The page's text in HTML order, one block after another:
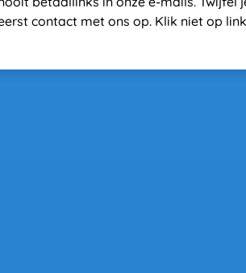
contact met ons op. Klik niet op